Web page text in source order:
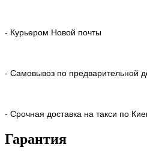
- Курьером Новой почты
- Самовывоз по предварительной
- Срочная доставка на такси по
Гарантия